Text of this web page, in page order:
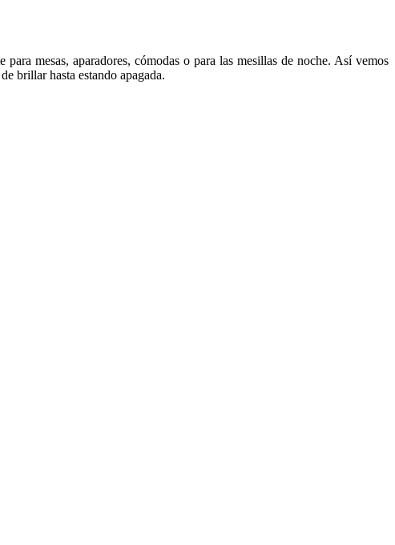
mesas, aparadores, cómodas o para las mesillas de noche. Así vemos
brillar hasta estando apagada.